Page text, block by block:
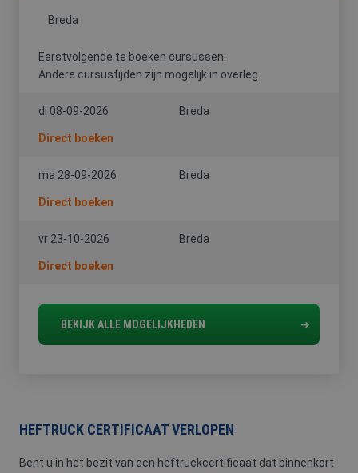
Breda
Eerstvolgende te boeken cursussen:
Andere cursustijden zijn mogelijk in overleg.
di 08-09-2026 Breda
Direct boeken
ma 28-09-2026 Breda
Direct boeken
vr 23-10-2026 Breda
Direct boeken
BEKIJK ALLE MOGELIJKHEDEN
HEFTRUCK CERTIFICAAT VERLOPEN
Bent u in het bezit van een heftruckcertificaat dat binnenkort